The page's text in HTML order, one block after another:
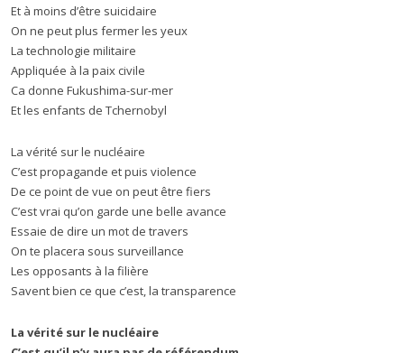
Et à moins d’être suicidaire
On ne peut plus fermer les yeux
La technologie militaire
Appliquée à la paix civile
Ca donne Fukushima-sur-mer
Et les enfants de Tchernobyl
La vérité sur le nucléaire
C’est propagande et puis violence
De ce point de vue on peut être fiers
C’est vrai qu’on garde une belle avance
Essaie de dire un mot de travers
On te placera sous surveillance
Les opposants à la filière
Savent bien ce que c’est, la transparence
La vérité sur le nucléaire